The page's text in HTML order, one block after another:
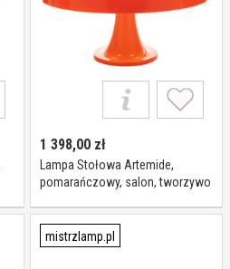
1 398,00 zł
Lampa Stołowa Artemide,
pomarańczowy, salon, tworzywo
mistrzlamp.pl